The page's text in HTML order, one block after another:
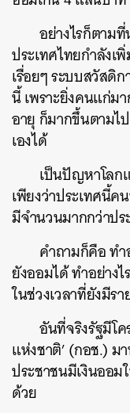
อย่างไรก็ตาม
ประเทศไทยกำลัง
เรื่อยๆ ระบบสวัสดิ
นี้ เพราะยิ่งคนแก่ม
อายุ ก็มากขึ้นตามไ
เองได้
เป็นปัญหาโลก
เพียงว่าประเทศนี้
มีจำนวนมากกว่าป
คำถามก็คือ ท
ยังออมได้ ทำอย่าง
ในช่วงเวลาที่ยังมีร
อันที่จริงรัฐมีโค
แห่งชาติ’ (กอช.) ม
ประชาชนมีเงินออม
ด้วย